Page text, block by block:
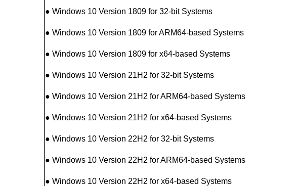
● Windows 10 Version 1809 for 32-bit Systems
● Windows 10 Version 1809 for ARM64-based Systems
● Windows 10 Version 1809 for x64-based Systems
● Windows 10 Version 21H2 for 32-bit Systems
● Windows 10 Version 21H2 for ARM64-based Systems
● Windows 10 Version 21H2 for x64-based Systems
● Windows 10 Version 22H2 for 32-bit Systems
● Windows 10 Version 22H2 for ARM64-based Systems
● Windows 10 Version 22H2 for x64-based Systems